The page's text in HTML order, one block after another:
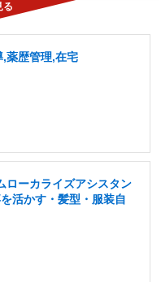
薬歴管理,在宅
ローカライズアシスタン
活かす・髪型・服装自